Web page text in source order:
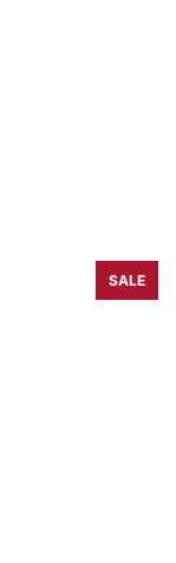
SALE